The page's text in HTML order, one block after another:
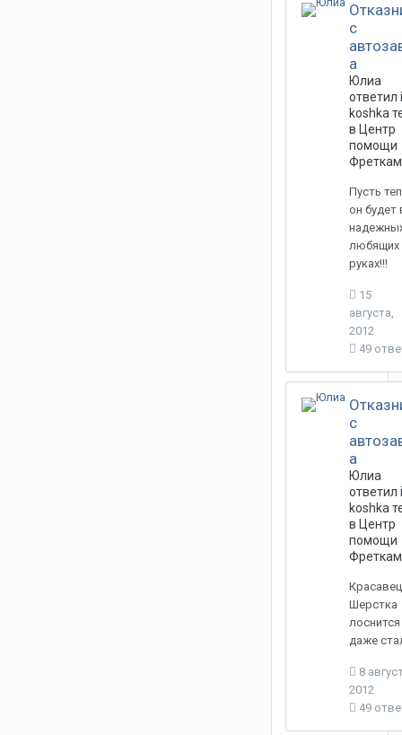
c
а
Юлиа
ответил
koshka
в Центр
помощи
Фреткам
Пусть
он будет
любящих
руках!!!
15
августа,
2012
49
c
а
Юлиа
ответил
koshka
в Центр
помощи
Фреткам
Шерстка
лоснится
даже
8
2012
49